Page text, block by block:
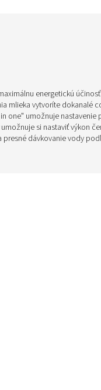
energetickú
mlieka vytvoríte dokanalé
one" umožnuje nastavenie
si nastaviť výkon
dávkovanie vody